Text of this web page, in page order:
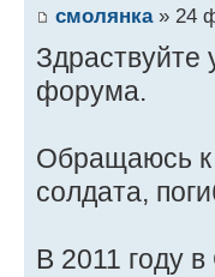
смолянка» 24
Здраствуйте
форума.
Обращаюсь к
солдата,
В 2011 году